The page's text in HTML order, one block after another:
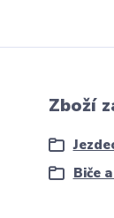
Zboží
Biče